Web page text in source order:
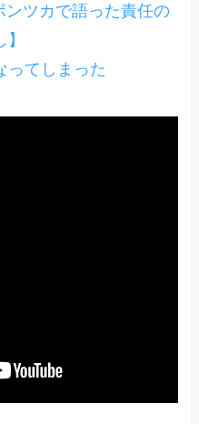
ツカで語った責任の
ってしまった